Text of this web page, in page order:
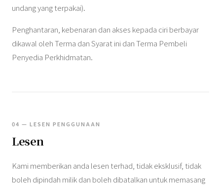
undang yang terpakai).
Penghantaran, kebenaran dan akses kepada ciri berbayar
dikawal oleh Terma dan Syarat ini dan Terma Pembeli
Penyedia Perkhidmatan.
04 — LESEN PENGGUNAAN
Lesen
Kami memberikan anda lesen terhad, tidak eksklusif, tidak
boleh dipindah milik dan boleh dibatalkan untuk memasang